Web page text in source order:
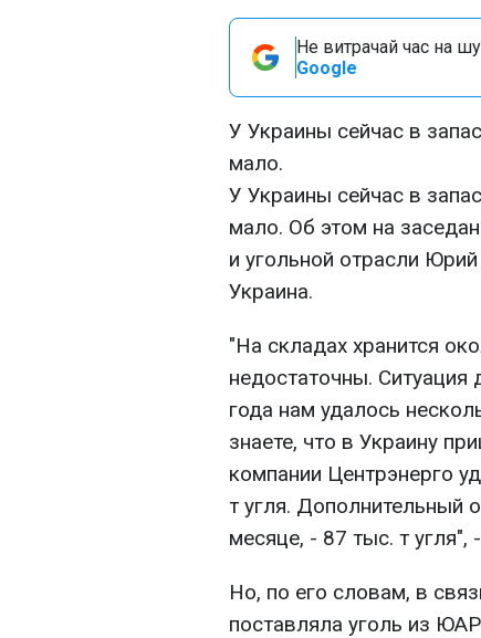
Не витрачай час на
Google
У Украины сейчас в
мало.
У Украины сейчас в
мало. Об этом на
и угольной отрасли
Украина.
"На складах хранится
недостаточны. Ситуация
года нам удалось
знаете, что в Украину
компании Центрэнерго
т угля. Дополнительный
месяце, - 87 тыс. т угля",
Но, по его словам, в
поставляла уголь из